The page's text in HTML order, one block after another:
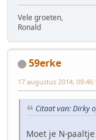
Vele groeten,
Ronald
59erke
17 augustus 2014,
Citaat van: Dirky
Moet je N-